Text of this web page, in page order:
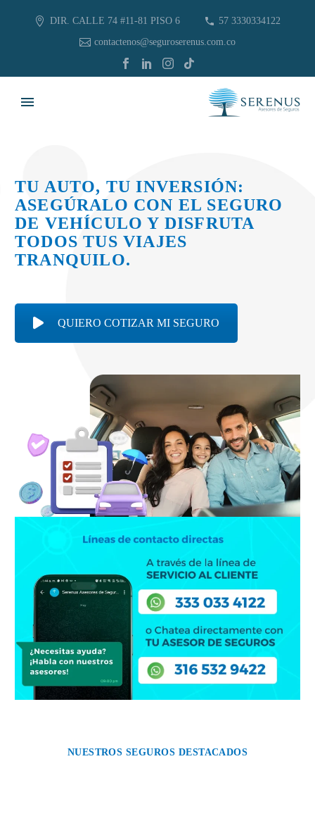
DIR. CALLE 74 #11-81 PISO 6
57 3330334122
contactenos@seguroserenus.com.co
TU AUTO, TU INVERSIÓN:
ASEGÚRALO CON EL SEGURO
DE VEHÍCULO Y DISFRUTA
TODOS TUS VIAJES
TRANQUILO.
QUIERO COTIZAR MI SEGURO
NUESTROS SEGUROS DESTACADOS